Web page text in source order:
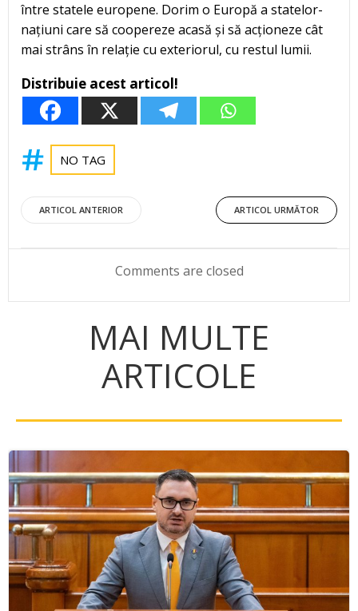
între statele europene. Dorim o Europă a statelor-
națiuni care să coopereze acasă și să acționeze cât
mai strâns în relație cu exteriorul, cu restul lumii.
Distribuie acest articol!
NO TAG
Post
navigation
ARTICOL ANTERIOR
Post
navigation
ARTICOL URMĂTOR
Comments are closed
MAI MULTE
ARTICOLE